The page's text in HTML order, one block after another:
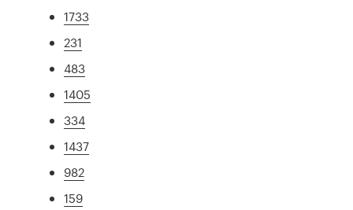
1733
231
483
1405
334
1437
982
159